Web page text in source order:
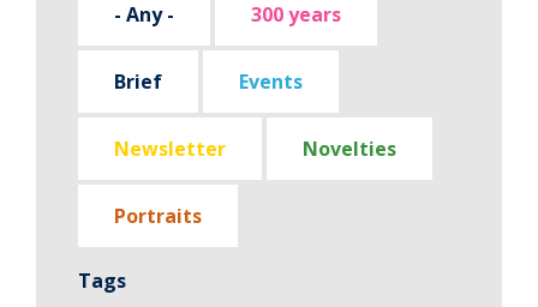
- Any - 300 years
Brief Events
Newsletter Novelties
Portraits
Tags